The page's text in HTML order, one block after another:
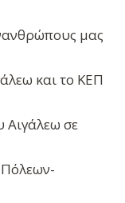
μας
και το ΚΕΠ
Αιγάλεω σε
Πόλεων-